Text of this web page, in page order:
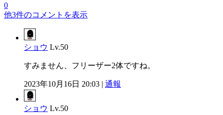
0
他3件のコメントを表示
ショウ Lv.50
すみません、フリーザー2体ですね。
2023年10月16日 20:03 | 通報
ショウ Lv.50